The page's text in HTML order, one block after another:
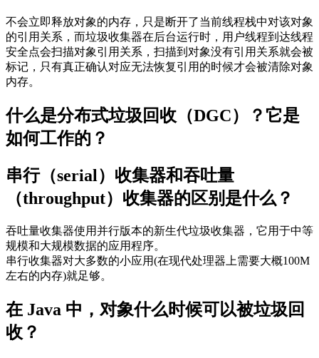
不会立即释放对象的内存，只是断开了当前线程栈中对该对象
的引用关系，而垃圾收集器在后台运行时，用户线程到达线程
安全点会扫描对象引用关系，扫描到对象没有引用关系就会被
标记，只有真正确认对应无法恢复引用的时候才会被清除对象
内存。
什么是分布式垃圾回收（DGC）？它是
如何工作的？
串行（serial）收集器和吞吐量
（throughput）收集器的区别是什么？
吞吐量收集器使用并行版本的新生代垃圾收集器，它用于中等
规模和大规模数据的应用程序。
串行收集器对大多数的小应用(在现代处理器上需要大概100M
左右的内存)就足够。
在 Java 中，对象什么时候可以被垃圾回
收？